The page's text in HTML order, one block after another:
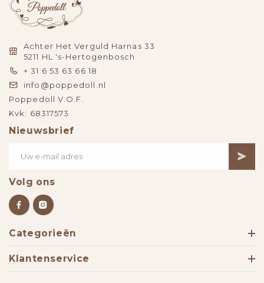
Achter Het Verguld Harnas 33
5211 HL 's-Hertogenbosch
+ 31 6 53 63 66 18
info@poppedoll.nl
Poppedoll V.O.F.
Kvk: 68317573
Nieuwsbrief
Volg ons
Categorieën
Klantenservice